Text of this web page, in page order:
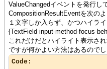
true, "イベントが開始しま
true, e.string}
ValueChangedイベントを発行し
CompositionResultEventを次の
１文字しか入らず、かつハイラ
{TextField input-method-focus-
これだけだとハイライト表示さ
ですが何かよい方法はあるのでし
Code: